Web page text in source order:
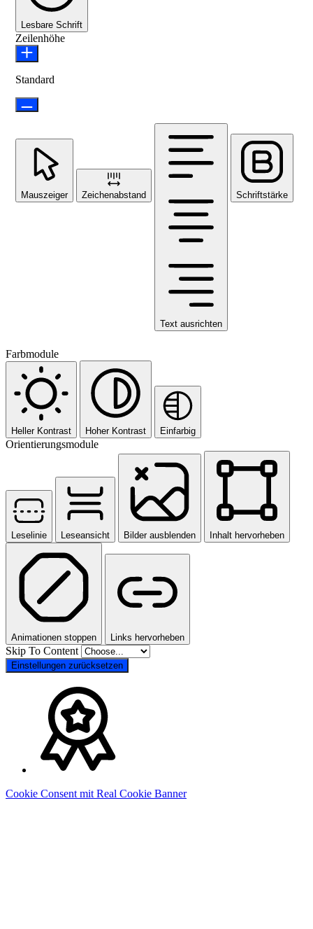
Lesbare Schrift
Zeilenhöhe
Standard
Mauszeiger Zeichenabstand
Text ausrichten
Schriftstärke
Farbmodule
Heller Kontrast Hoher Kontrast Einfarbig
Orientierungsmodule
Leselinie Leseansicht Bilder ausblenden Inhalt hervorheben
Animationen stoppen Links hervorheben
Skip To Content
Einstellungen zurücksetzen
Cookie Consent mit Real Cookie Banner